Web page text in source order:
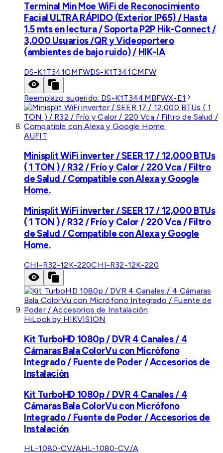
Terminal Min Moe WiFi de Reconocimiento
Facial ULTRA RÁPIDO (Exterior IP65) / Hasta
1.5 mts en lectura / Soporta P2P Hik-Connect /
3,000 Usuarios /QR y Videoportero
(ambientes de bajo ruido) / HIK-IA
DS-K1T341CMFWDS-K1T341CMFW
Reemplazo sugerido: DS-K1T344MBFWX-E1
AUFIT
Minisplit WiFi inverter / SEER 17 / 12,000 BTUs
( 1 TON ) / R32 / Frío y Calor / 220 Vca / Filtro
de Salud / Compatible con Alexa y Google
Home.
Minisplit WiFi inverter / SEER 17 / 12,000 BTUs
( 1 TON ) / R32 / Frío y Calor / 220 Vca / Filtro
de Salud / Compatible con Alexa y Google
Home.
CHI-R32-12K-220CHI-R32-12K-220
HiLook by HIKVISION
Kit TurboHD 1080p / DVR 4 Canales / 4
Cámaras Bala ColorVu con Micrófono
Integrado / Fuente de Poder / Accesorios de
Instalación
Kit TurboHD 1080p / DVR 4 Canales / 4
Cámaras Bala ColorVu con Micrófono
Integrado / Fuente de Poder / Accesorios de
Instalación
HL-1080-CV/AHL-1080-CV/A